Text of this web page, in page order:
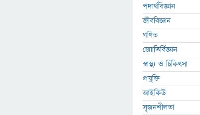
পদার্থবিজ্ঞান
জীববিজ্ঞান
গণিত
জ্যোতির্বিজ্ঞান
স্বাস্থ্য ও চিকিৎসা
প্রযুক্তি
আইকিউ
সৃজনশীলতা